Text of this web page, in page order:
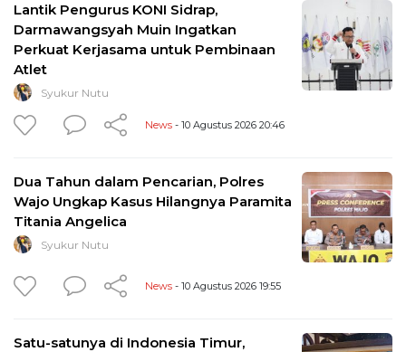
Lantik Pengurus KONI Sidrap,
Darmawangsyah Muin Ingatkan
Perkuat Kerjasama untuk Pembinaan
Atlet
Syukur Nutu
News - 10 Agustus 2026 20:46
Dua Tahun dalam Pencarian, Polres
Wajo Ungkap Kasus Hilangnya Paramita
Titania Angelica
Syukur Nutu
News - 10 Agustus 2026 19:55
Satu-satunya di Indonesia Timur,